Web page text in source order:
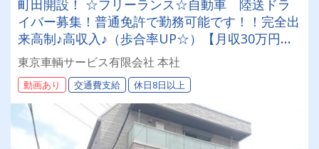
町田開設！ ☆フリーランス☆自動車 陸送ドラ
イバー募集！普通免許で勤務可能です！！完全出
来高制♪高収入♪（歩合率UP☆）【月収30万円以
上もコンスタントに！】月収40万円以上稼がれて
いる方も♪【運転メイン】【荷扱いなし】【業務
委託】【ご自宅のエリアの仕事をご紹介】etc...
東京車輌サービス有限会社 本社
動画あり 交通費支給 休日8日以上